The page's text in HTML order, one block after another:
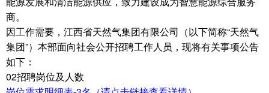
商。
因工作需要，江西省天然气集团有限公司（以下简称“天然气
集团”）本部面向社会公开招聘工作人员，现将有关事项公告
如下：
02招聘岗位及人数